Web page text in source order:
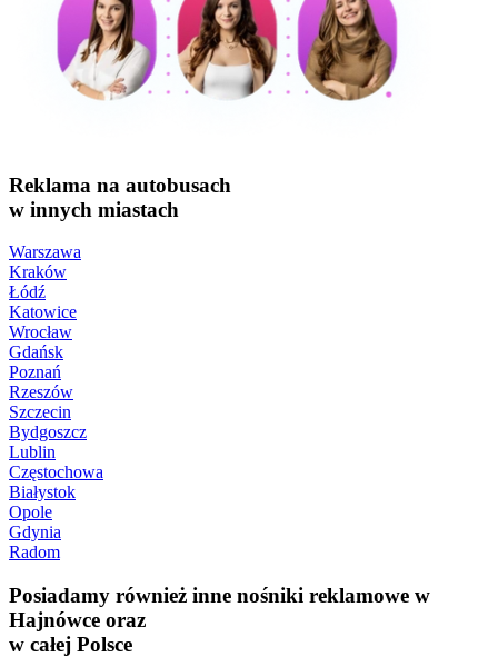
Reklama na autobusach
w innych miastach
Warszawa
Kraków
Łódź
Katowice
Wrocław
Gdańsk
Poznań
Rzeszów
Szczecin
Bydgoszcz
Lublin
Częstochowa
Białystok
Opole
Gdynia
Radom
Posiadamy również inne nośniki reklamowe w
Hajnówce oraz
w całej Polsce